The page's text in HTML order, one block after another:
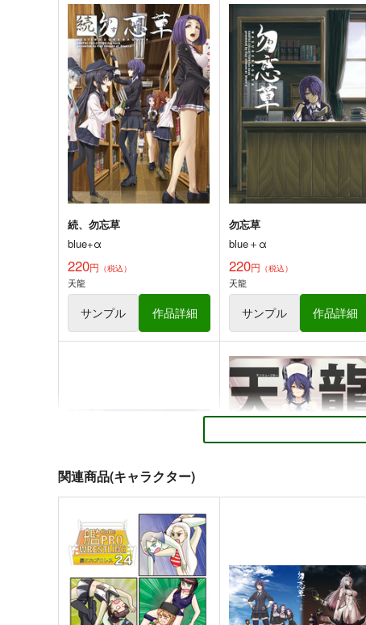
愛宕（セイバー）
高雄（ギルガメッシュ）
サンプル カート
艦隊これくしょん-艦これ-
大和
武蔵
サンプル カート
ボクカワウソ戦隊ビックセブ
ン
ボクカワウソ
長門 コロラド
妙齢型重巡伝 残念だよ!!足柄
さん(47)
HYPER BRAND
880 円（税込）
艦隊これくしょん-艦これ- 足柄
サンプル カート
GATO class LOVE
blue+α
550円（税込）
艦隊これくしょん-艦これ-
スキャンプ
ドラム
サンプル カート
イタリアン水着時報
blue+α
550円（税込）
艦隊これくしょん-艦これ-
ポーラ
サンプル
1,100円（税込）
艦隊これくしょん-艦これ-
天龍
サンプル カート
艦隊これくしょん-艦これ-
伊13
続、勿忘草
blue+α
220円 （税込）
天龍
サンプル 作品詳細
勿忘草
blue＋α
220円 （税込）
天龍
サンプル 作品詳細
勿忘草・全集
blue+α
2,500円（税込）
天龍時報
blue+α
550円（税込）
関連商品(キャラクター)